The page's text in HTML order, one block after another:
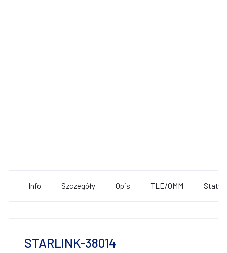
Info Szczegóły Opis TLE/OMM
STARLINK-38014